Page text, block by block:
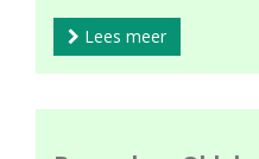
Lees meer